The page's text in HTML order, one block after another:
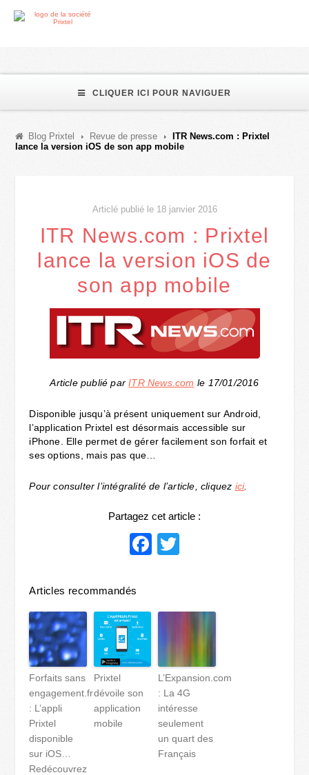
CLIQUER ICI POUR NAVIGUER
Blog Prixtel Revue de presse
ITR News.com : Prixtel
lance la version iOS de son app mobile
Articlé publié le 18 janvier 2016
ITR News.com : Prixtel
lance la version iOS de
son app mobile
Article publié parITR News.com le 17/01/2016
Disponible jusqu’à présent uniquement sur Android,
l’application Prixtel est désormais accessible sur
iPhone. Elle permet de gérer facilement son forfait et
ses options, mais pas que…
Pour consulter l’intégralité de l’article, cliquez ici.
Partagez cet article :
Facebook
Articles recommandés
Forfaits sans
engagement.fr
: L’appli
Prixtel
disponible
sur iOS…
Redécouvrez
Prixtel
dévoile son
application
mobile
L’Expansion.com
: La 4G
intéresse
seulement
un quart des
Français